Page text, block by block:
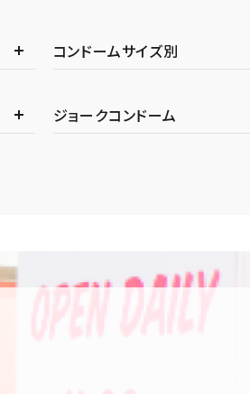
コンドームサイズ別
ジョークコンドーム